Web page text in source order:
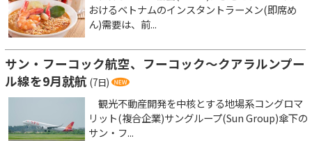
おけるベトナムのインスタントラーメン(即席め
ん)需要は、前...
サン・フーコック航空、フーコック～クアラルンプー
ル線を9月就航 (7日)
観光不動産開発を中核とする地場系コングロマ
リット(複合企業)サングループ(Sun Group)傘下の
サン・フ...